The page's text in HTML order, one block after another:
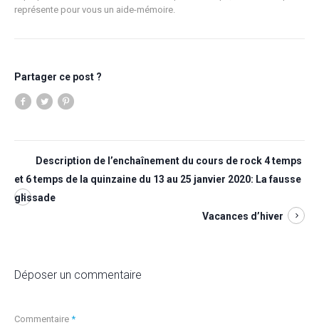
représente pour vous un aide-mémoire.
Partager ce post ?
Description de l’enchaînement du cours de rock 4 temps
et 6 temps de la quinzaine du 13 au 25 janvier 2020: La fausse
glissade
Vacances d’hiver
Déposer un commentaire
Commentaire *